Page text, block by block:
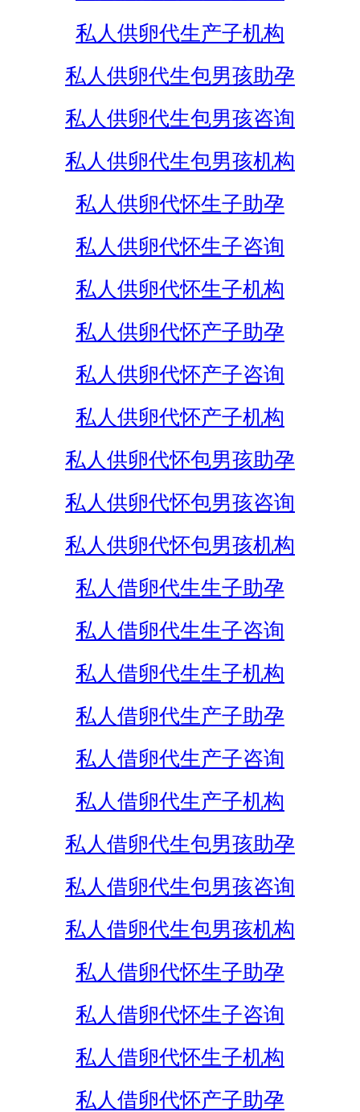
私人供卵代生产子机构
私人供卵代生包男孩助孕
私人供卵代生包男孩咨询
私人供卵代生包男孩机构
私人供卵代怀生子助孕
私人供卵代怀生子咨询
私人供卵代怀生子机构
私人供卵代怀产子助孕
私人供卵代怀产子咨询
私人供卵代怀产子机构
私人供卵代怀包男孩助孕
私人供卵代怀包男孩咨询
私人供卵代怀包男孩机构
私人借卵代生生子助孕
私人借卵代生生子咨询
私人借卵代生生子机构
私人借卵代生产子助孕
私人借卵代生产子咨询
私人借卵代生产子机构
私人借卵代生包男孩助孕
私人借卵代生包男孩咨询
私人借卵代生包男孩机构
私人借卵代怀生子助孕
私人借卵代怀生子咨询
私人借卵代怀生子机构
私人借卵代怀产子助孕